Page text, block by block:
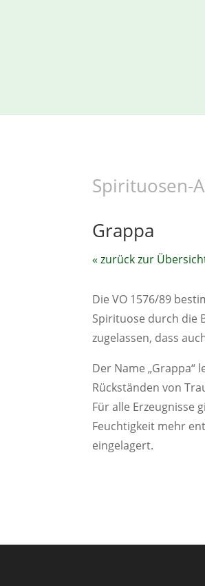
Spirituosen-
Grappa
« zurück zur
Die VO 1576/89
Spirituose durch die
zugelassen, dass
Der Name „Grappa“
Rückständen von
Für alle Erzeugnisse
Feuchtigkeit mehr
eingelagert.